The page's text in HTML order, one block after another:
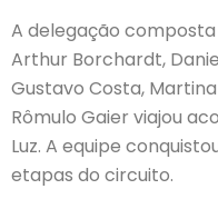
A delegação
Arthur Borchardt,
Gustavo Costa,
Rômulo Gaier viajou
Luz. A equipe
etapas do circuito.